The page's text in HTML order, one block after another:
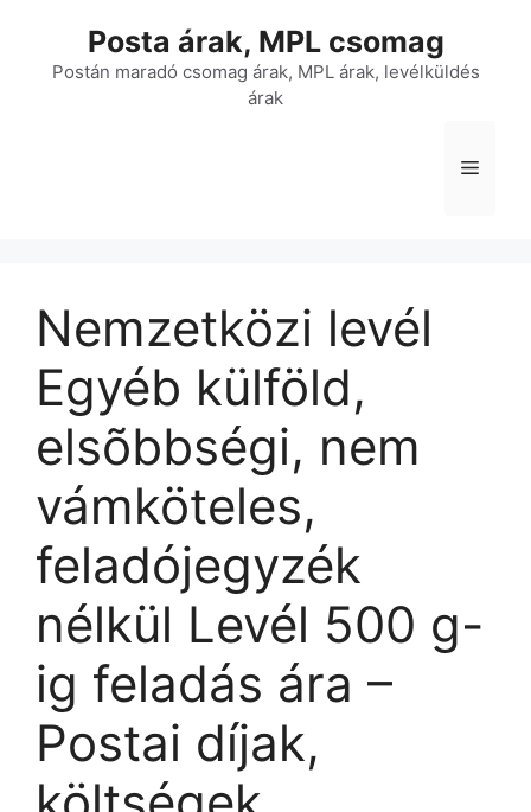
tartalomba
Posta árak, MPL csomag
Postán maradó csomag árak, MPL árak, levélküldés
árak
Menü
Nemzetközi levél
Egyéb külföld,
elsõbbségi, nem
vámköteles,
feladójegyzék
nélkül Levél 500 g-
ig feladás ára –
Postai díjak,